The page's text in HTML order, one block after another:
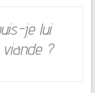
je lui
?